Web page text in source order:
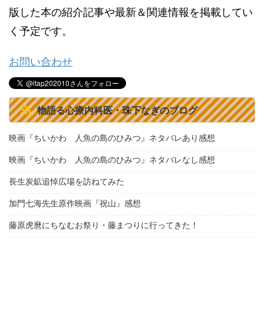
版した本の紹介記事や最新＆関連情報を掲載してい
く予定です。
お問い合わせ
物語る心療内科医・珠下なぎのブログ
映画『ちいかわ 人魚の島のひみつ』ネタバレあり感想
映画『ちいかわ 人魚の島のひみつ』ネタバレなし感想
長生炭鉱追悼広場を訪ねてみた
加門七海先生原作映画『祝山』感想
藤原虎麿にちなむお祭り・藤まつりに行ってきた！